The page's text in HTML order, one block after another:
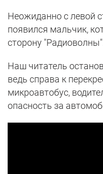
Неожиданно с левой
появился мальчик,
сторону
Наш читатель
ведь справа к
микроавтобус,
опасность за